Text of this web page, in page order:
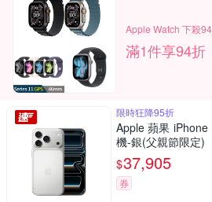
Apple Watch 下殺
滿1件享94折
限時狂降95折
Apple 蘋果
機-銀(父親節限定)
$37,905
券